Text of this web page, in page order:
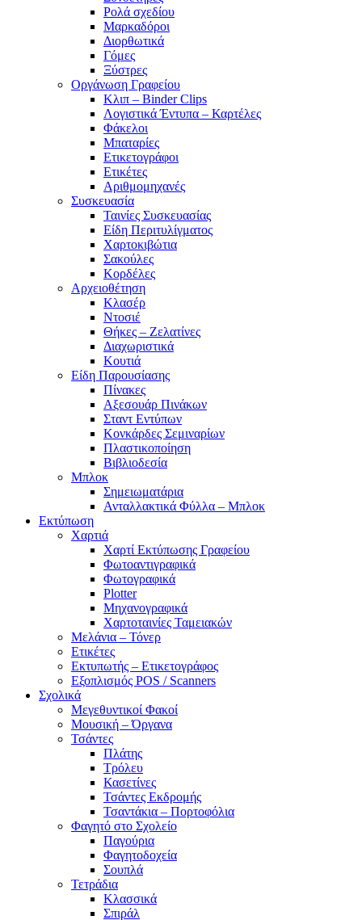
Ρολά σχεδίου
Μαρκαδόροι
Διορθωτικά
Γόμες
Ξύστρες
Οργάνωση Γραφείου
Κλιπ – Binder Clips
Λογιστικά Έντυπα – Καρτέλες
Φάκελοι
Μπαταρίες
Ετικετογράφοι
Ετικέτες
Αριθμομηχανές
Συσκευασία
Ταινίες Συσκευασίας
Είδη Περιτυλίγματος
Χαρτοκιβώτια
Σακούλες
Κορδέλες
Αρχειοθέτηση
Κλασέρ
Ντοσιέ
Θήκες – Ζελατίνες
Διαχωριστικά
Κουτιά
Είδη Παρουσίασης
Πίνακες
Αξεσουάρ Πινάκων
Σταντ Εντύπων
Κονκάρδες Σεμιναρίων
Πλαστικοποίηση
Βιβλιοδεσία
Μπλοκ
Σημειωματάρια
Ανταλλακτικά Φύλλα – Μπλοκ
Εκτύπωση
Χαρτιά
Χαρτί Εκτύπωσης Γραφείου
Φωτοαντιγραφικά
Φωτογραφικά
Plotter
Μηχανογραφικά
Χαρτοταινίες Ταμειακών
Μελάνια – Τόνερ
Ετικέτες
Εκτυπωτής – Ετικετογράφος
Εξοπλισμός POS / Scanners
Σχολικά
Μεγεθυντικοί Φακοί
Μουσική – Όργανα
Τσάντες
Πλάτης
Τρόλευ
Κασετίνες
Τσάντες Εκδρομής
Τσαντάκια – Πορτοφόλια
Φαγητό στο Σχολείο
Παγούρια
Φαγητοδοχεία
Σουπλά
Τετράδια
Κλασσικά
Σπιράλ